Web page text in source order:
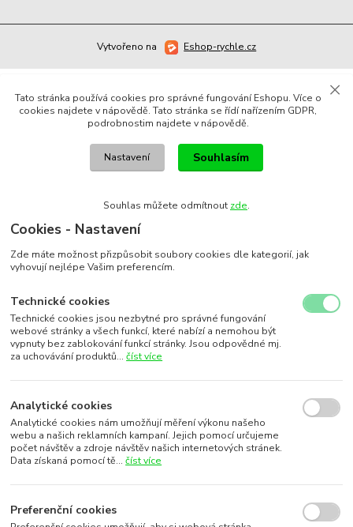
Vytvořeno na Eshop-rychle.cz
Tato stránka používá cookies pro správné fungování Eshopu. Více o
cookies najdete v nápovědě. Tato stránka se řídí nařízením GDPR,
podrobnostim najdete v nápovědě.
Nastavení Souhlasím
Souhlas můžete odmítnout zde.
Cookies - Nastavení
Zde máte možnost přizpůsobit soubory cookies dle kategorií, jak
vyhovují nejlépe Vašim preferencím.
Technické cookies
Technické cookies jsou nezbytné pro správné fungování
webové stránky a všech funkcí, které nabízí a nemohou být
vypnuty bez zablokování funkcí stránky. Jsou odpovědné mj.
za uchovávání produktů...číst více
Analytické cookies
Analytické cookies nám umožňují měření výkonu našeho
webu a našich reklamních kampaní. Jejich pomocí určujeme
počet návštěv a zdroje návštěv našich internetových stránek.
Data získaná pomocí tě...číst více
Preferenční cookies